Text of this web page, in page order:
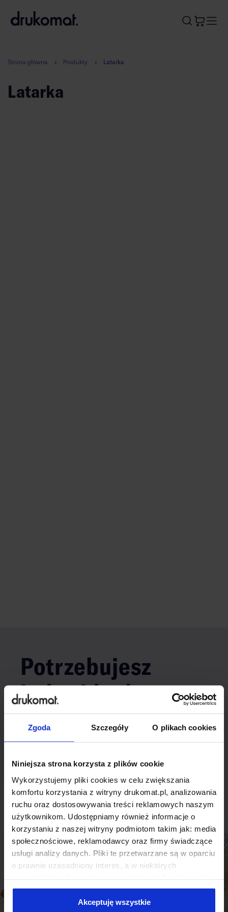
Zgoda Szczegóły O plikach cookies
Niniejsza strona korzysta z plików cookie
Wykorzystujemy pliki cookies w celu zwiększania
komfortu korzystania z witryny drukomat.pl, analizowania
ruchu oraz dostosowywania treści reklamowych naszym
użytkownikom. Udostępniamy również informacje o
korzystaniu z naszej witryny podmiotom takim jak: media
społecznościowe, reklamodawcy oraz firmy świadczące
usługi analizy danych. Pliki te przetwarzane są w oparciu
o prawnie uzasadniony interes, a w niektórych
Niektóre z plików cookies dostarczane i przetwarzane są
przez naszych zewnętrznych partnerów, z których listą
Akceptuję wszystkie
A
Strona główna Produkty Latarka
Latarka
Potrzebujesz
indywidualnego
rozwiązania?
Odezwij się do nas, aby omówić
Skontaktuj się